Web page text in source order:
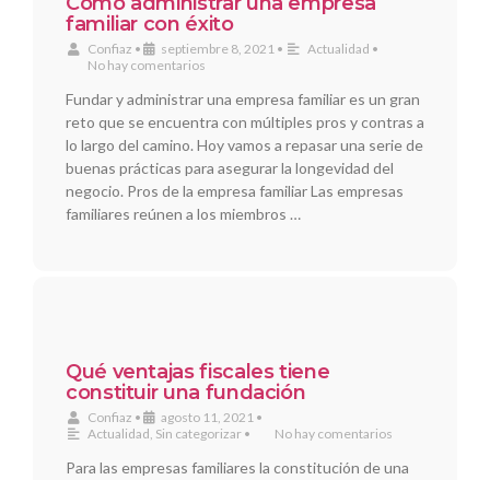
familiar con éxito
Confiaz • septiembre 8, 2021 • Actualidad •
No hay comentarios
Fundar y administrar una empresa familiar es un gran
reto que se encuentra con múltiples pros y contras a
lo largo del camino. Hoy vamos a repasar una serie de
buenas prácticas para asegurar la longevidad del
negocio. Pros de la empresa familiar Las empresas
familiares reúnen a los miembros …
Qué ventajas fiscales tiene
constituir una fundación
Confiaz • agosto 11, 2021 •
Actualidad, Sin categorizar • No hay comentarios
Para las empresas familiares la constitución de una